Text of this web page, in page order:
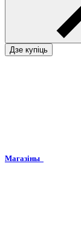
Дзе купіць
Магазіны